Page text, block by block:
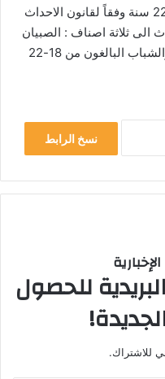
الاحداث الذين تتراوح اعمارهم بين 9-22 سنة وفقاً لقانون الاحداث
الاحداث الى ثلاثة اصناف : الصبيان
من 9-15 سنة والفتيان من 15- 18 ، والشباب البالغون من 18-22
نسخ الرابط
للحصول
للاشتراك.